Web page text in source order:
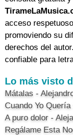
acceso
promoviendo su
derechos del autor.
confiable para
Lo más visto
Mátalas -
Cuando Yo
A puro dolor -
Regálame Esta